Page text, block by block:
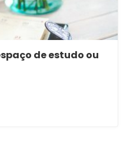
de estudo ou